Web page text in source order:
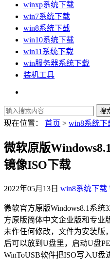
winxp系统下载
win7系统下载
win8系统下载
win10系统下载
win11系统下载
win服务器系统下载
装机工具
现在位置： 首页 > win8系统下
微软原版
镜像ISO下载
2022年05月13日 win8系统下载
微软官方原版Windows8.1系统
方原版简体中文企业版和专业
未作任何修改，文件为安装版
后可以放到U盘里，启动U盘
WinToUSB软件把ISO写入U